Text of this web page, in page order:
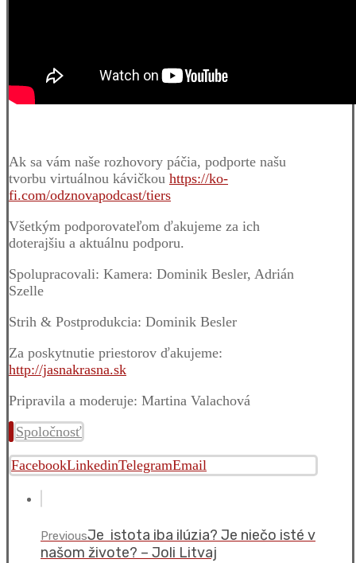
Ak sa vám naše rozhovory páčia, podporte našu
tvorbu virtuálnou kávičkou https://ko-
fi.com/odznovapodcast/tiers
Všetkým podporovateľom ďakujeme za ich
doterajšiu a aktuálnu podporu.
Spolupracovali: Kamera: Dominik Besler, Adrián
Szelle
Strih & Postprodukcia: Dominik Besler
Za poskytnutie priestorov ďakujeme:
http://jasnakrasna.sk
Pripravila a moderuje: Martina Valachová
Spoločnosť
FacebookLinkedinTelegramEmail
PreviousJe istota iba ilúzia? Je niečo isté v
našom živote? – Joli Litvaj